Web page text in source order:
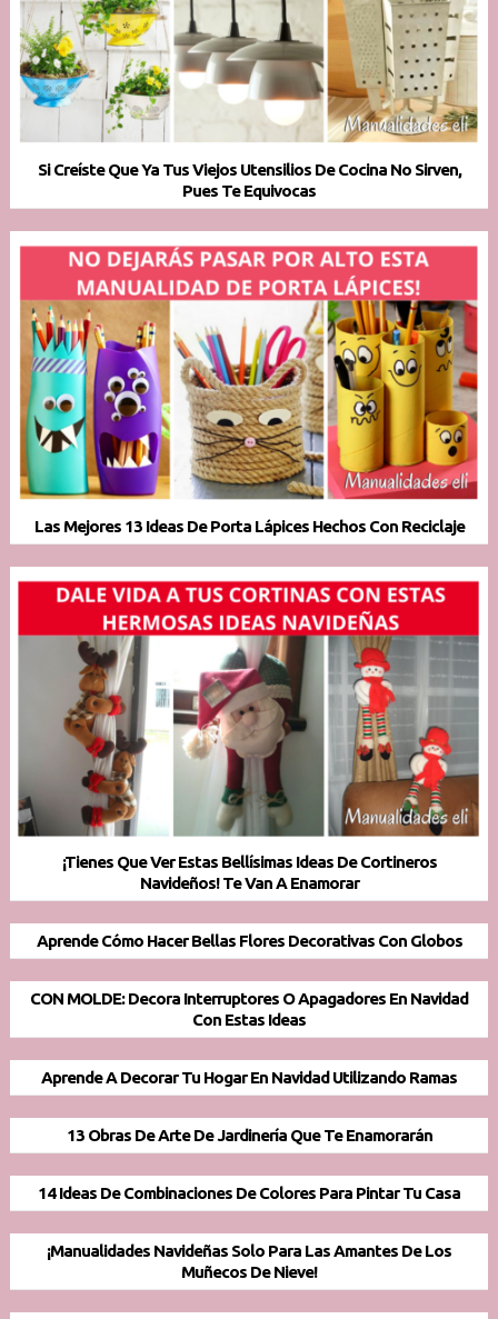
Si Creíste Que Ya Tus Viejos Utensilios De Cocina No Sirven,
Pues Te Equivocas
Las Mejores 13 Ideas De Porta Lápices Hechos Con Reciclaje
¡Tienes Que Ver Estas Bellísimas Ideas De Cortineros
Navideños! Te Van A Enamorar
Aprende Cómo Hacer Bellas Flores Decorativas Con Globos
CON MOLDE: Decora Interruptores O Apagadores En Navidad
Con Estas Ideas
Aprende A Decorar Tu Hogar En Navidad Utilizando Ramas
13 Obras De Arte De Jardinería Que Te Enamorarán
14 Ideas De Combinaciones De Colores Para Pintar Tu Casa
¡Manualidades Navideñas Solo Para Las Amantes De Los
Muñecos De Nieve!